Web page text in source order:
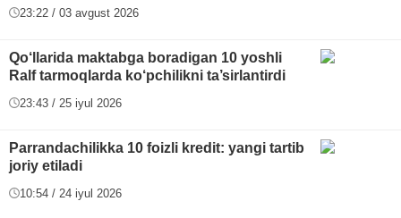
23:22 / 03 avgust 2026
Qo‘llarida maktabga boradigan 10 yoshli
Ralf tarmoqlarda ko‘pchilikni ta’sirlantirdi
23:43 / 25 iyul 2026
Parrandachilikka 10 foizli kredit: yangi tartib
joriy etiladi
10:54 / 24 iyul 2026